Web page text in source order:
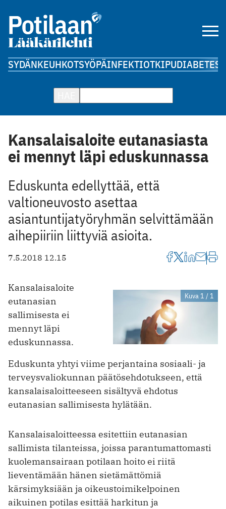
SYDÄNKEUHKOTSYÖPÄINFEKTIOTKIPUDIABETES
Kansalaisaloite eutanasiasta
ei mennyt läpi eduskunnassa
Eduskunta edellyttää, että
valtioneuvosto asettaa
asiantuntijatyöryhmän selvittämään
aihepiiriin liittyviä asioita.
7.5.2018 12.15
Kuva 1 / 1
Kansalaisaloite
eutanasian
sallimisesta ei
mennyt läpi
eduskunnassa.
Eduskunta yhtyi viime perjantaina sosiaali- ja
terveysvaliokunnan päätösehdotukseen, että
kansalaisaloitteeseen sisältyvä ehdotus
eutanasian sallimisesta hylätään.
Kansalaisaloitteessa esitettiin eutanasian
sallimista tilanteissa, joissa parantumattomasti
kuolemansairaan potilaan hoito ei riitä
lieventämään hänen sietämättömiä
kärsimyksiään ja oikeustoimikelpoinen
aikuinen potilas esittää harkitun ja